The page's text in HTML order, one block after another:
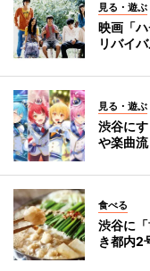
見る・遊ぶ
映画「
リバイ
見る・遊ぶ
渋谷に
や楽曲
食べる
渋谷に
き都内2